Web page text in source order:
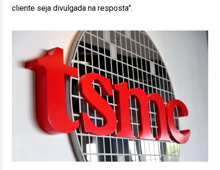
cliente seja divulgada na resposta”.